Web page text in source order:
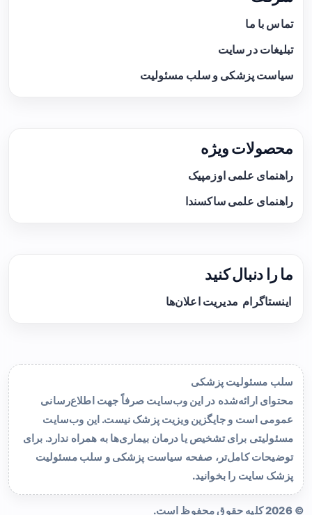
تماس با ما
تبلیغات در سایت
سیاست پزشکی و سلب مسئولیت
محصولات ویژه
راهنمای علمی اوزمپیک
راهنمای علمی ساکسندا
ما را دنبال کنید
اینستاگرام مدیریت اعلان‌ها
سلب مسئولیت پزشکی
محتوای ارائه‌شده در این وب‌سایت صرفاً جهت اطلاع‌رسانی
عمومی است و جایگزین ویزیت پزشک نیست. این وب‌سایت
مسئولیتی برای تشخیص یا درمان بیماری‌ها به همراه ندارد. برای
توضیحات کامل‌تر، صفحه سیاست پزشکی و سلب مسئولیت
پزشک سایت را بخوانید.
© 2026 کلیه حقوق محفوظ است.